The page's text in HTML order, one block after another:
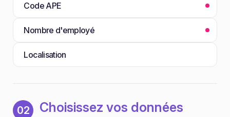
Code APE
Nombre d'employé
Localisation
02 Choisissez vos données